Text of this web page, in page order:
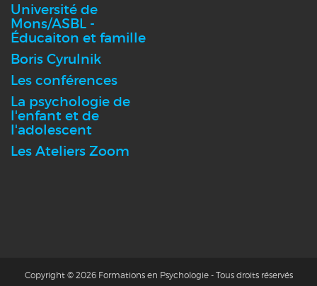
Université de
Mons/ASBL -
Éducaiton et famille
Boris Cyrulnik
Les conférences
La psychologie de
l'enfant et de
l'adolescent
Les Ateliers Zoom
Copyright © 2026 Formations en Psychologie - Tous droits réservés